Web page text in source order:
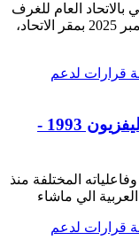
بالاتحاد العام للغرف
التجارية اجتماعها يوم الأربعاء الموافق 3 ديسمبر 2025 بمقر الاتحاد،
المنتجين العرب : مهرجان القاهرة للتليفزيون 1993 -
وفاعلياته المختلفة منذ